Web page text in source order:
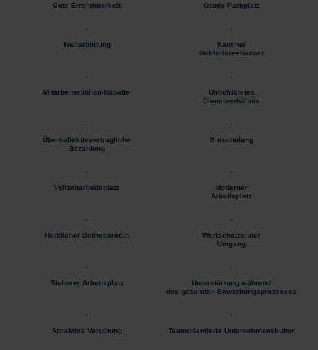
Gute Erreichbarkeit Gratis Parkplatz
Weiterbildung
Kantine/
Betriebsrestaurant
Mitarbeiter:innen-Rabatte
Unbefristetes
Dienstverhältnis
Überkollektivvertragliche
Bezahlung
Einschulung
Vollzeitarbeitsplatz
Moderner
Arbeitsplatz
Herzlicher Betriebsrät:in
Wertschätzender
Umgang
Sicherer Arbeitsplatz
Unterstützung während
des gesamten Bewerbungsprozesses
Attraktive Vergütung Teamorientierte Unternehmenskultur